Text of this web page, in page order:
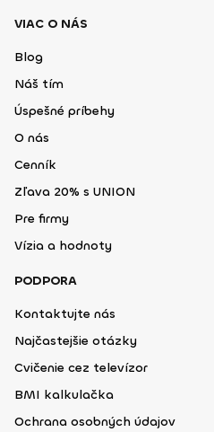
VIAC O NÁS
Blog
Náš tím
Úspešné príbehy
O nás
Cenník
Zľava 20% s UNION
Pre firmy
Vízia a hodnoty
PODPORA
Kontaktujte nás
Najčastejšie otázky
Cvičenie cez televízor
BMI kalkulačka
Ochrana osobných údajov